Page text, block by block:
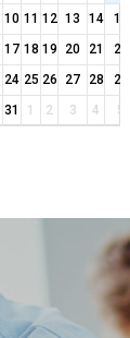
10 11 12 13 14
15
17 18 19 20 21
22
24 25 26 27 28
29
31 1 2 3 4 5